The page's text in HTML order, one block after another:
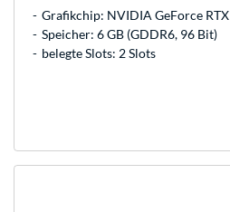
Grafikchip: NVIDIA GeForce
Speicher: 6 GB (GDDR6, 96 Bit)
belegte Slots: 2 Slots